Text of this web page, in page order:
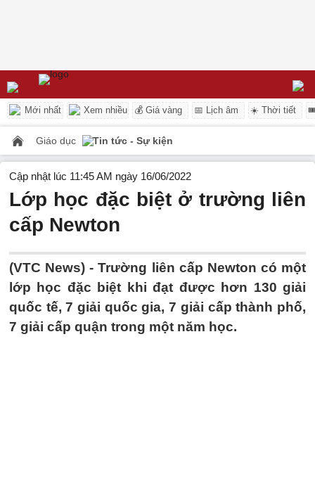
Mới nhất Xem nhiều 💰 Giá vàng 📅 Lịch âm ☀️ Thời tiết
Giáo dục Tin tức - Sự kiện
Cập nhật lúc 11:45 AM ngày 16/06/2022
Lớp học đặc biệt ở trường liên
cấp Newton
(VTC News) -Trường liên cấp Newton có một
lớp học đặc biệt khi đạt được hơn 130 giải
quốc tế, 7 giải quốc gia, 7 giải cấp thành phố,
7 giải cấp quận trong một năm học.